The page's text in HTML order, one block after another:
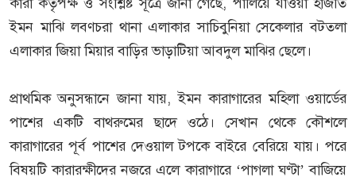
ইমন মাঝি লবণচরা থানা এলাকার সাচিবুনিয়া সেকেলার বটতলা
এলাকার জিয়া মিয়ার বাড়ির ভাড়াটিয়া আবদুল মাঝির ছেলে।
প্রাথমিক অনুসন্ধানে জানা যায়, ইমন কারাগারের মহিলা ওয়ার্ডের
পাশের একটি বাথরুমের ছাদে ওঠে। সেখান থেকে কৌশলে
কারাগারের পূর্ব পাশের দেওয়াল টপকে বাইরে বেরিয়ে যায়। পরে
বিষয়টি কারারক্ষীদের নজরে এলে কারাগারে ‘পাগলা ঘণ্টা’ বাজিয়ে